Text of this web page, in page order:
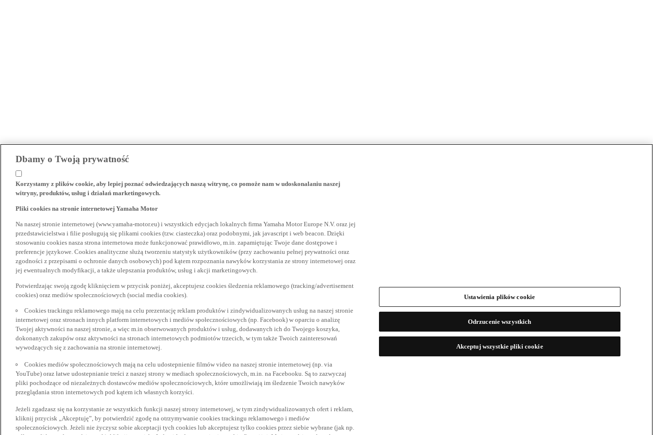
Dbamy o Twoją prywatność
Korzystamy z plików cookie, aby lepiej poznać odwiedzających naszą witrynę, co pomoże nam w udoskonalaniu naszej
witryny, produktów, usług i działań marketingowych.
Pliki cookies na stronie internetowej Yamaha Motor
Na naszej stronie internetowej (www.yamaha-motor.eu) i wszystkich edycjach lokalnych firma Yamaha Motor Europe N.V. oraz jej
przedstawicielstwa i filie posługują się plikami cookies (tzw. ciasteczka) oraz podobnymi, jak javascript i web beacon. Dzięki
stosowaniu cookies nasza strona internetowa może funkcjonować prawidłowo, m.in. zapamiętując Twoje dane dostępowe i
preferencje językowe. Cookies analityczne służą tworzeniu statystyk użytkowników (przy zachowaniu pełnej prywatności oraz
zgodności z przepisami o ochronie danych osobowych) pod kątem rozpoznania nawyków korzystania ze strony internetowej oraz
jej ewentualnych modyfikacji, a także ulepszania produktów, usług i akcji marketingowych.
Potwierdzając swoją zgodę kliknięciem w przycisk poniżej, akceptujesz cookies śledzenia reklamowego (tracking/advertisement
cookies) oraz mediów społecznościowych (social media cookies).
Cookies trackingu reklamowego mają na celu prezentację reklam produktów i zindywidualizowanych usług na naszej stronie
internetowej oraz stronach innych platform internetowych i mediów społecznościowych (np. Facebook) w oparciu o analizę
Twojej aktywności na naszej stronie, a więc m.in obserwowanych produktów i usług, dodawanych ich do Twojego koszyka,
dokonanych zakupów oraz aktywności na stronach internetowych podmiotów trzecich, w tym także Twoich zainteresowań
wywodzących się z zachowania na stronie internetowej.
Cookies mediów społecznościowych mają na celu udostepnienie filmów video na naszej stronie internetowej (np. via
YouTube) oraz łatwe udostepnianie treści z naszej strony w mediach społecznościowych, m.in. na Facebooku. Są to zazwyczaj
pliki pochodzące od niezależnych dostawców mediów społecznościowych, które umożliwiają im śledzenie Twoich nawyków
przeglądania stron internetowych pod kątem ich własnych korzyści.
Jeżeli zgadzasz się na korzystanie ze wszystkich funkcji naszej strony internetowej, w tym zindywidualizowanych ofert i reklam,
kliknij przycisk „Akceptuję”, by potwierdzić zgodę na otrzymywanie cookies trackingu reklamowego i mediów
społecznościowych. Jeżeli nie życzysz sobie akceptacji tych cookies lub akceptujesz tylko cookies przez siebie wybrane (jak np.
Ustawienia plików cookie
Odrzucenie wszystkich
Akceptuj wszystkie pliki cookie